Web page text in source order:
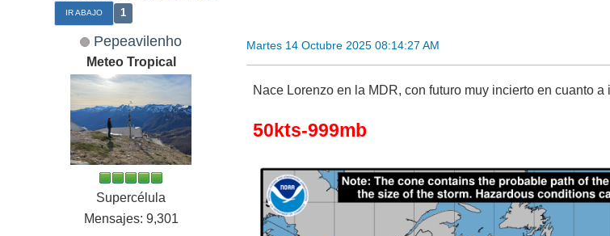
IR ABAJO 1
Pepeavilenho
Meteo Tropical
Supercélula
Mensajes: 9,301
Martes 14 Octubre 2025 08:14:27 AM
Nace Lorenzo en la MDR, con futuro muy incierto en cuanto a
50kts-999mb